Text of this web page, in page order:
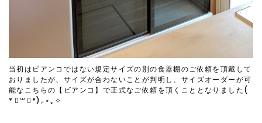
当初はビアンコではない規定サイズの別の食器棚のご依頼を頂戴して
おりましたが、サイズが合わないことが判明し、サイズオーダーが可
能なこちらの【ビアンコ】で正式なご依頼を頂くこととなりました(
* ॑꒳ ॑*)⸝⋆｡✧